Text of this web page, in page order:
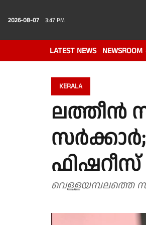
2026-08-07 3:47 PM
LATEST NEWS NEWSROOM
KERALA
ലത്തീൻ
ഫിഷറീസ്
വെള്ളയമ്പലത്തെ